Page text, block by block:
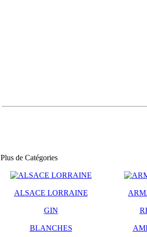
Plus de Catégories
ALSACE LORRAINE
GIN
BLANCHES